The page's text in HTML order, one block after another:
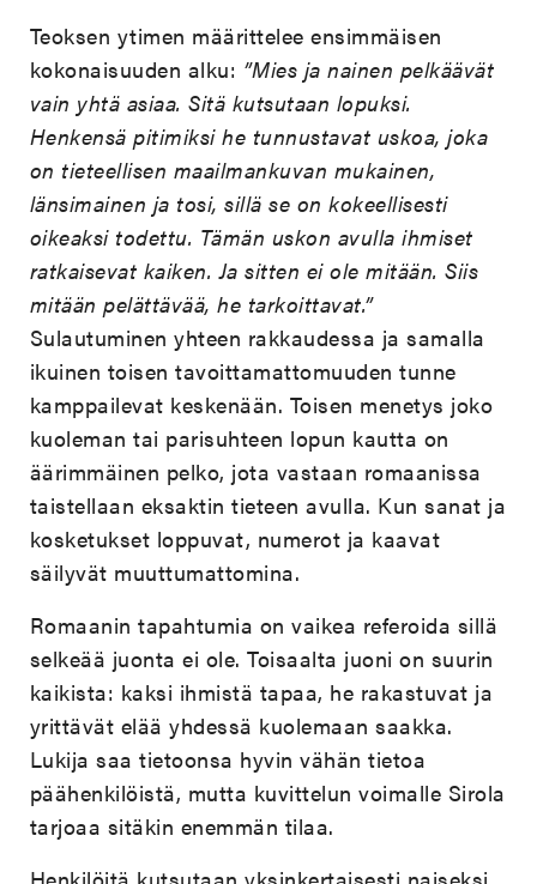
Teoksen ytimen määrittelee ensimmäisen
kokonaisuuden alku: ”Mies ja nainen pelkäävät
vain yhtä asiaa. Sitä kutsutaan lopuksi.
Henkensä pitimiksi he tunnustavat uskoa, joka
on tieteellisen maailmankuvan mukainen,
länsimainen ja tosi, sillä se on kokeellisesti
oikeaksi todettu. Tämän uskon avulla ihmiset
ratkaisevat kaiken. Ja sitten ei ole mitään. Siis
mitään pelättävää, he tarkoittavat.”
Sulautuminen yhteen rakkaudessa ja samalla
ikuinen toisen tavoittamattomuuden tunne
kamppailevat keskenään. Toisen menetys joko
kuoleman tai parisuhteen lopun kautta on
äärimmäinen pelko, jota vastaan romaanissa
taistellaan eksaktin tieteen avulla. Kun sanat ja
kosketukset loppuvat, numerot ja kaavat
säilyvät muuttumattomina.
Romaanin tapahtumia on vaikea referoida sillä
selkeää juonta ei ole. Toisaalta juoni on suurin
kaikista: kaksi ihmistä tapaa, he rakastuvat ja
yrittävät elää yhdessä kuolemaan saakka.
Lukija saa tietoonsa hyvin vähän tietoa
päähenkilöistä, mutta kuvittelun voimalle Sirola
tarjoaa sitäkin enemmän tilaa.